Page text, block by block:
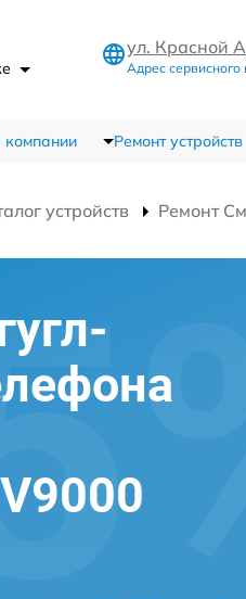
ул. Красной
Адрес
Ремонт устройств
устройств Ремонт